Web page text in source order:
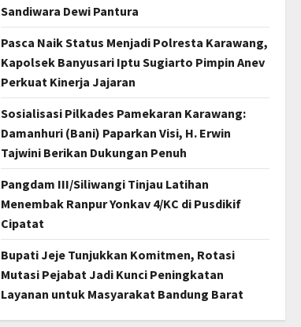
Sandiwara Dewi Pantura
Pasca Naik Status Menjadi Polresta Karawang,
Kapolsek Banyusari Iptu Sugiarto Pimpin Anev
Perkuat Kinerja Jajaran
Sosialisasi Pilkades Pamekaran Karawang:
Damanhuri (Bani) Paparkan Visi, H. Erwin
Tajwini Berikan Dukungan Penuh
Pangdam III/Siliwangi Tinjau Latihan
Menembak Ranpur Yonkav 4/KC di Pusdikif
Cipatat
Bupati Jeje Tunjukkan Komitmen, Rotasi
Mutasi Pejabat Jadi Kunci Peningkatan
Layanan untuk Masyarakat Bandung Barat